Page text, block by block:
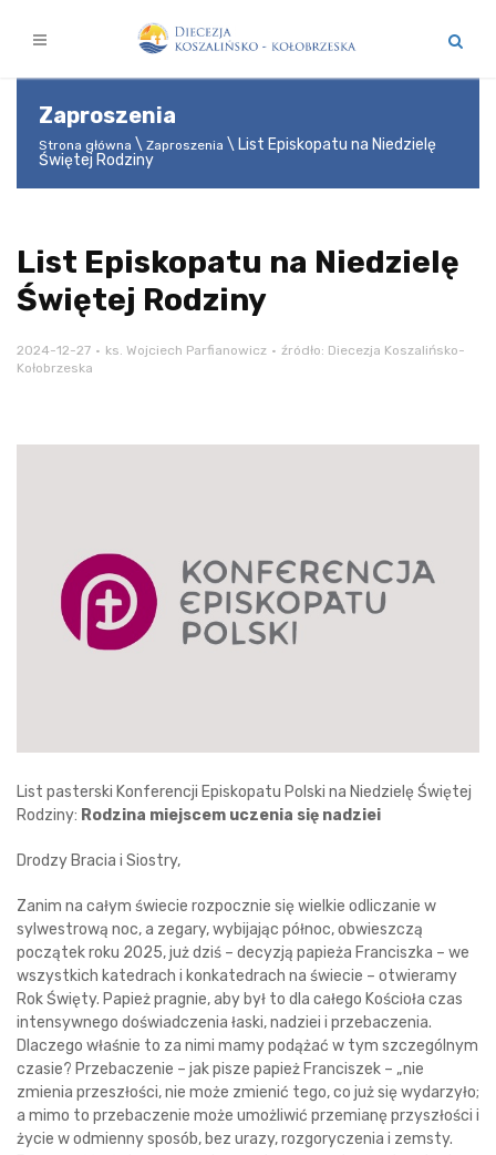
Zaproszenia
Strona główna Zaproszenia
List Episkopatu na Niedzielę
Świętej Rodziny
List Episkopatu na Niedzielę
Świętej Rodziny
2024-12-27 ks. Wojciech Parfianowicz
źródło: Diecezja Koszalińsko-
Kołobrzeska
List pasterski Konferencji Episkopatu Polski na Niedzielę Świętej
Rodziny: Rodzina miejscem uczenia się nadziei
Drodzy Bracia i Siostry,
Zanim na całym świecie rozpocznie się wielkie odliczanie w
sylwestrową noc, a zegary, wybijając północ, obwieszczą
początek roku 2025, już dziś – decyzją papieża Franciszka – we
wszystkich katedrach i konkatedrach na świecie – otwieramy
Rok Święty. Papież pragnie, aby był to dla całego Kościoła czas
intensywnego doświadczenia łaski, nadziei i przebaczenia.
Dlaczego właśnie to za nimi mamy podążać w tym szczególnym
czasie? Przebaczenie – jak pisze papież Franciszek – „nie
zmienia przeszłości, nie może zmienić tego, co już się wydarzyło;
a mimo to przebaczenie może umożliwić przemianę przyszłości i
życie w odmienny sposób, bez urazy, rozgoryczenia i zemsty.